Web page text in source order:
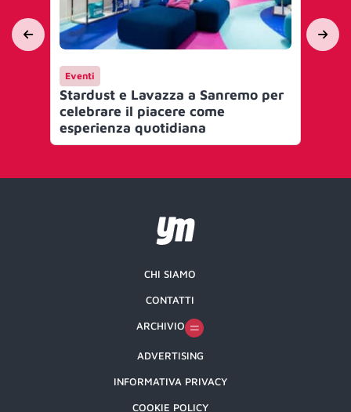
Eventi
Stardust e Lavazza a Sanremo per
celebrare il piacere come
esperienza quotidiana
CHI SIAMO
CONTATTI
ARCHIVIO
ADVERTISING
INFORMATIVA PRIVACY
COOKIE POLICY